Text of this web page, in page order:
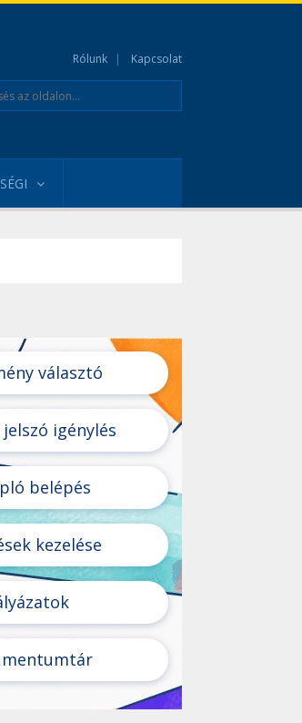
Rólunk Kapcsolat
választó
jelszó igénylés
belépés
kezelése